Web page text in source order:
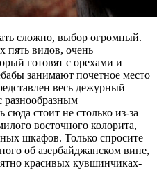
сложно, выбор огромный.
пять видов, очень
готовят с орехами и
занимают почетное место
весь дежурный
разнообразным
стоит не столько из-за
восточного колорита,
шкафов. Только спросите
об азербайджанском вине,
красивых кувшинчиках-